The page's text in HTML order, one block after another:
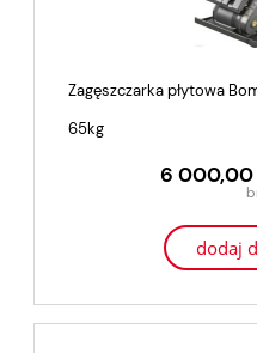
Zagęszczarka płytowa
65kg
6 000,00
dodaj